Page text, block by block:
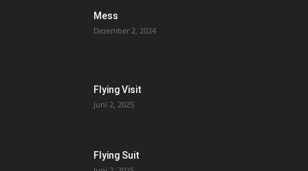
Mess
Dezember 2, 2024
Flying Visit
Juni 2, 2025
Flying Suit